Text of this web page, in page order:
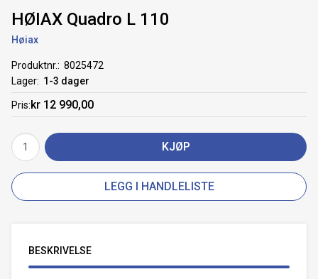
HØIAX Quadro L 110
Høiax
Produktnr.
8025472
Lager
1-3 dager
Pris kr 12 990,00
KJØP
LEGG I HANDLELISTE
BESKRIVELSE